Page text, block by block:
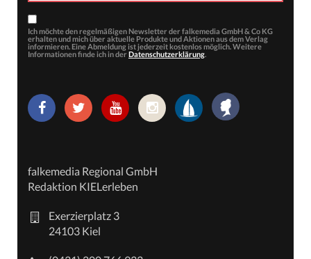
Ich möchte den regelmäßigen Newsletter der falkemedia GmbH & Co KG
erhalten und mich über aktuelle Produkte und Aktionen aus dem Verlag
informieren. Eine Abmeldung ist jederzeit kostenlos möglich. Weitere
Informationen finde ich in der Datenschutzerklärung.
falkemedia Regional GmbH
Redaktion KIELerleben
Exerzierplatz 3
24103 Kiel